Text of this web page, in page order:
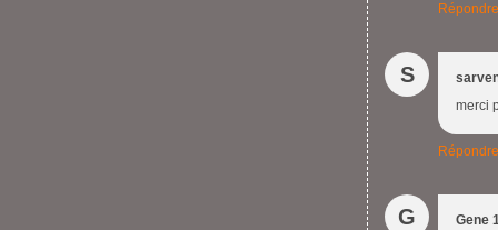
Répondre
S
merci
Répondre
G
Gene